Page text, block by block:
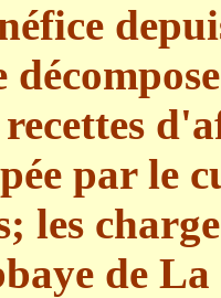
par le
les
de